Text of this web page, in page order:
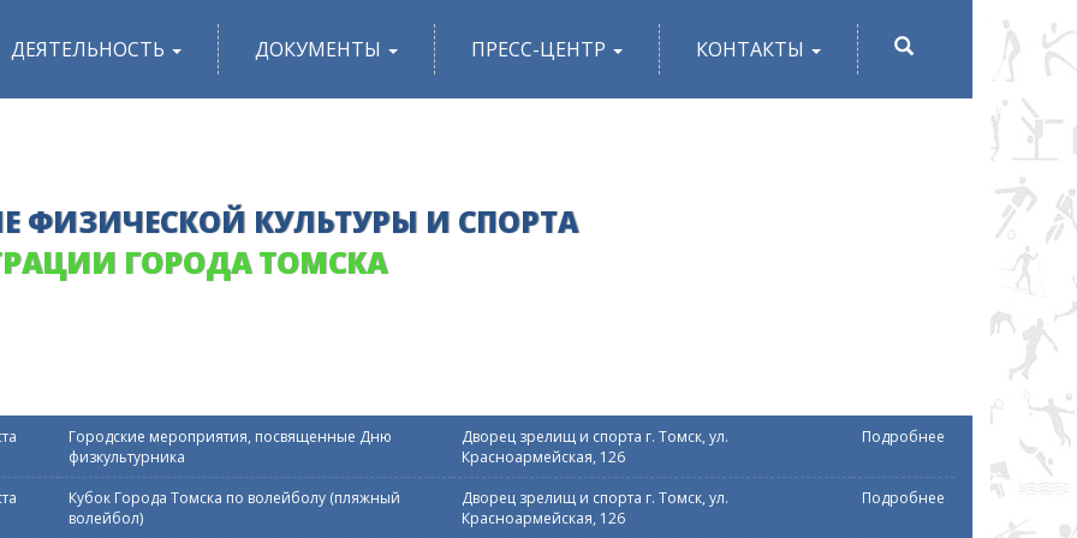
ДЕЯТЕЛЬНОСТЬ ДОКУМЕНТЫ ПРЕСС-ЦЕНТР КОНТАКТЫ
ФИЗИЧЕСКОЙ КУЛЬТУРЫ И СПОРТА
ГОРОДА ТОМСКА
Городские мероприятия, посвященные Дню
физкультурника
Дворец зрелищ и спорта г. Томск, ул.
Красноармейская, 126
Подробнее
Кубок Города Томска по волейболу (пляжный
волейбол)
Дворец зрелищ и спорта г. Томск, ул.
Красноармейская, 126
Подробнее